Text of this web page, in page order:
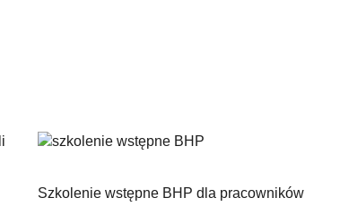
Szkolenie wstępne BHP dla pracowników